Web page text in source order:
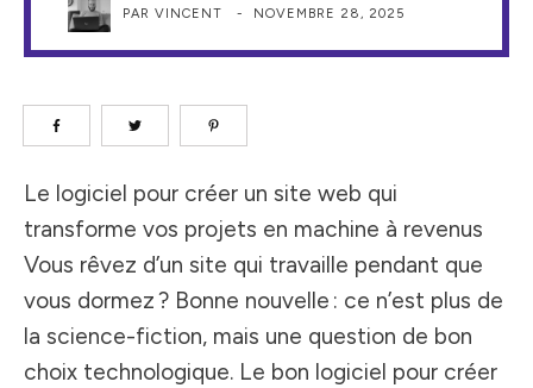
PARVINCENT - NOVEMBRE 28, 2025
Le logiciel pour créer un site web qui
transforme vos projets en machine à revenus
Vous rêvez d’un site qui travaille pendant que
vous dormez ? Bonne nouvelle : ce n’est plus de
la science-fiction, mais une question de bon
choix technologique. Le bon logiciel pour créer